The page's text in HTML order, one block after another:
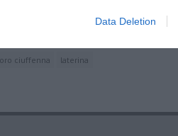
Data Deletion
scuola del borgo
ciuffenna laterina